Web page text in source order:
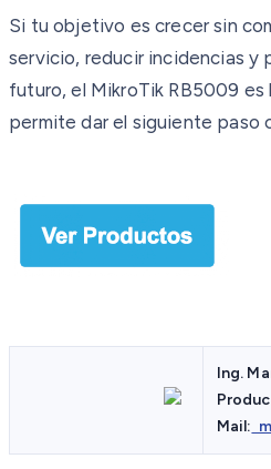
Si tu objetivo es crecer sin
servicio, reducir incidencias y
futuro, el MikroTik RB5009 es
permite dar el siguiente paso
Ing.
Mail: